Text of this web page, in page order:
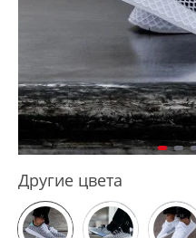
Другие цвета